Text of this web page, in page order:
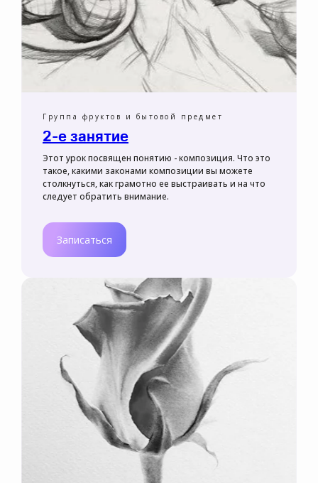
Группа фруктов и бытовой предмет
2-е занятие
Этот урок посвящен понятию - композиция. Что это
такое, какими законами композиции вы можете
столкнуться, как грамотно ее выстраивать и на что
следует обратить внимание.
Записаться